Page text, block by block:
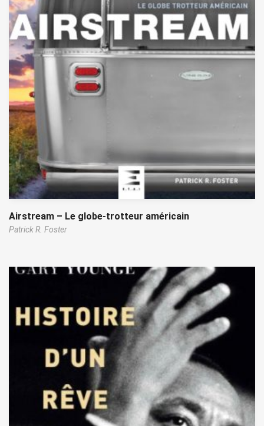
Airstream – Le globe-trotteur américain
Patrick R. Foster